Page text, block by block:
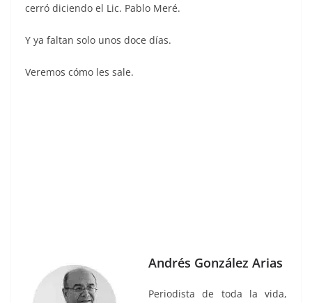
cerró diciendo el Lic. Pablo Meré.
Y ya faltan solo unos doce días.
Veremos cómo les sale.
Andrés González Arias
Periodista de toda la vida,